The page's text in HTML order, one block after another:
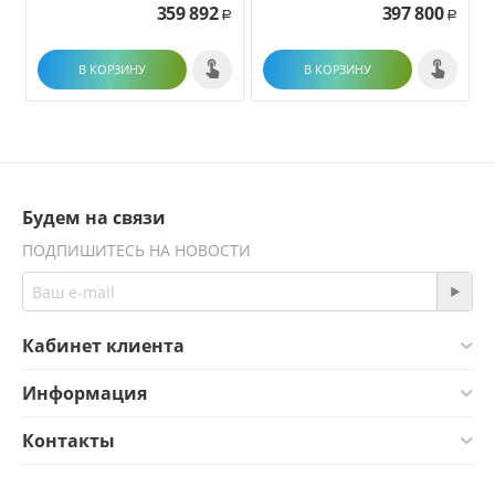
359 892 Р
В КОРЗИНУ
''красное золото'')397 800 Р
В КОРЗИНУ
Будем на связи
ПОДПИШИТЕСЬ НА НОВОСТИ
Кабинет клиента
Информация
Контакты